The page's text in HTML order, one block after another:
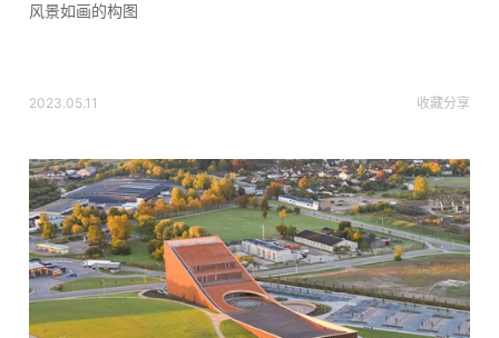
风景如画的构图
2023.05.11 收藏分享